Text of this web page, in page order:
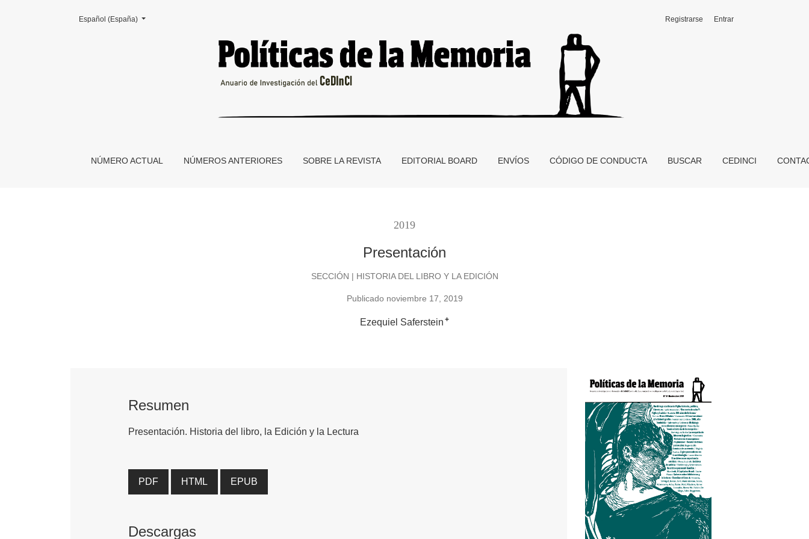
Presentación
NÚMERO ACTUAL NÚMEROS ANTERIORES SOBRE LA REVISTA EDITORIAL BOARD ENVÍOS CÓDIGO DE CONDUCTA BUSCAR CEDINCI
Registrarse Entrar
Cambiar el idioma. El actual es:
Español (España)
2019
Presentación
SECCIÓN | HISTORIA DEL LIBRO Y LA EDICIÓN
Publicado noviembre 17, 2019
Ezequiel Saferstein +
Resumen
Presentación. Historia del libro, la Edición y la Lectura
PDF HTML EPUB
Descargas